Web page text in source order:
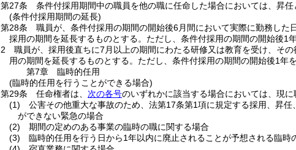
第27条
条件付採用期間中の職員を他の職に任命した場合においては、昇
(条件付採用期間の延長)
第28条
職員が、条件付採用の期間の開始後6月間において実際に勤務し
採用の期間を延長するものとする。 ただし、条件付採用の期間の開始後1
2
職員が、採用後直ちに7月以上の期間にわたる研修又は教育を受け、そ
用の期間を延長するものとする。 ただし、条件付採用の期間の開始後1年
第7章
臨時的任用
(臨時的任用を行うことができる場合)
第29条
任命権者は、 次の各号のいずれかに該当する場合においては、現
(1)
公害その他重大な事故のため、法第17条第1項に規定する採用、昇
ができない緊急の場合
(2)
期間の定めのある事業の臨時の職に関する場合
(3)
臨時的任用を行う日から1年以内に廃止されることが予想される臨時